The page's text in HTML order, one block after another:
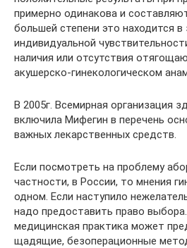
примерно одинакова и
большей степени это находится
индивидуальной
наличия или отсутствия
акушерско-гинекологическом
В 2005г. Всемирная организация
включила Мифегин в перечень
важных лекарственных средств.
Если посмотреть на проблему
частности, в России, то мнения
одном. Если наступило
надо предоставить право
медицинская практика может
щадящие, безоперационные